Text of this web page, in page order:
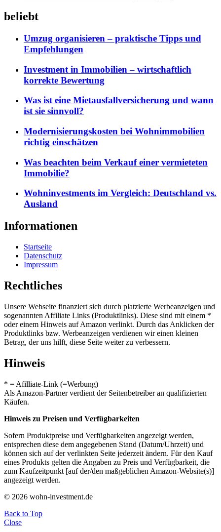
beliebt
Umzug organisieren – praktische Tipps und
Empfehlungen
Investment in Immobilien – wirtschaftlich
korrekte Bewertung
Was ist eine Mietausfallversicherung und wann
ist sie sinnvoll?
Modernisierungskosten bei Wohnimmobilien
richtig einschätzen
Was beachten beim Verkauf einer vermieteten
Immobilie?
Wohninvestments im Vergleich: Deutschland vs.
Ausland
Informationen
Startseite
Datenschutz
Impressum
Rechtliches
Unsere Webseite finanziert sich durch platzierte Werbeanzeigen und
sogenannten Affiliate Links (Produktlinks). Diese sind mit einem *
oder einem Hinweis auf Amazon verlinkt. Durch das Anklicken der
Produktlinks bzw. Werbeanzeigen verdienen wir einen kleinen
Betrag, der uns hilft, diese Seite weiter zu verbessern.
Hinweis
* = Afilliate-Link (=Werbung)
Als Amazon-Partner verdient der Seitenbetreiber an qualifizierten
Käufen.
Hinweis zu Preisen und Verfügbarkeiten
Sofern Produktpreise und Verfügbarkeiten angezeigt werden,
entsprechen diese dem angegebenen Stand (Datum/Uhrzeit) und
können sich auf der verlinkten Seite jederzeit ändern. Für den Kauf
eines Produkts gelten die Angaben zu Preis und Verfügbarkeit, die
zum Kaufzeitpunkt [auf der/den maßgeblichen Amazon-Website(s)]
angezeigt werden.
© 2026 wohn-investment.de
Back to Top
Close